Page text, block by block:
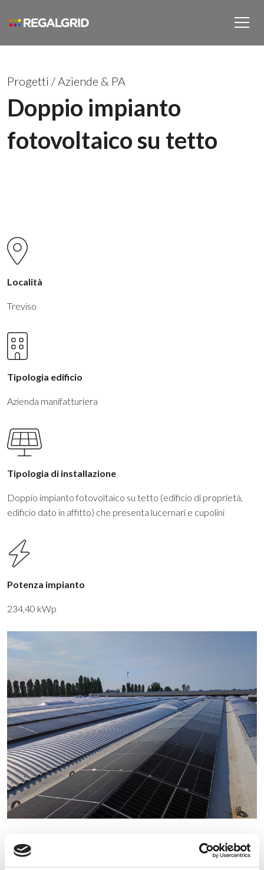
Progetti /Aziende & PA
Doppio impianto
fotovoltaico su tetto
Località
Treviso
Tipologia edificio
Azienda manifatturiera
Tipologia di installazione
Doppio impianto fotovoltaico su tetto (edificio di proprietà,
edificio dato in affitto) che presenta lucernari e cupolini
Potenza impianto
234,40 kWp